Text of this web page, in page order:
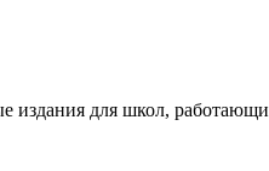
издания для школ,